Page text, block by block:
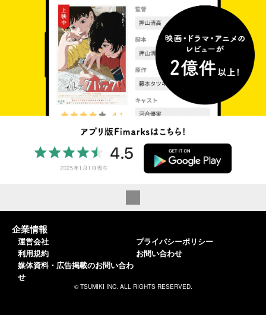
企業情報
運営会社
利用規約
媒体資料・広告掲載のお問い合わ
せ
プライバシーポリシー
お問い合わせ
© TSUMIKI INC. ALL RIGHTS RESERVED.